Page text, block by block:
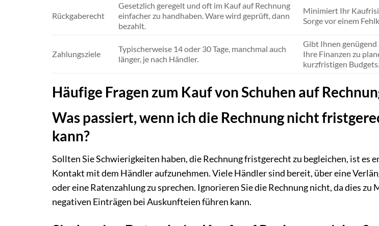
Rückgaberecht
Gesetzlich geregelt und oft im Kauf auf Rechnung
einfacher zu handhaben. Ware wird geprüft, dann
bezahlt.
Minimiert Ihr
Sorge vor einem
Zahlungsziele
Typischerweise 14 oder 30 Tage, manchmal auch
länger, je nach Händler.
Gibt Ihnen
Ihre Finanzen zu
kurzfristigen Budgets.
Häufige Fragen zum Kauf von Schuhen auf
Was passiert, wenn ich die Rechnung nicht
kann?
Sollten Sie Schwierigkeiten haben, die Rechnung fristgerecht zu begleichen, ist es
Kontakt mit dem Händler aufzunehmen. Viele Händler sind bereit, über eine
oder eine Ratenzahlung zu sprechen. Ignorieren Sie die Rechnung nicht, da dies zu
negativen Einträgen bei Auskunfteien führen kann.